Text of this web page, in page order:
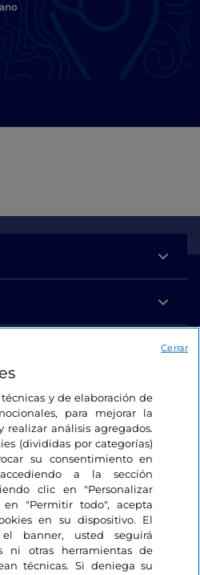
y de elaboración de
para mejorar la
realizar análisis agregados.
(divididas por categorías)
su consentimiento en
a la sección
clic en "Personalizar
"Permitir todo", acepta
en su dispositivo. El
banner, usted seguirá
ni otras herramientas de
técnicas. Si deniega su
Cerrar